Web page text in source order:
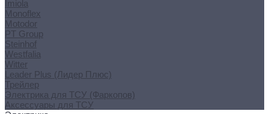
Imiola
Monoflex
Motodor
PT Group
Steinhof
Westfalia
Witter
Leader Plus (Лидер Плюс)
Трейлер
Электрика для ТСУ (Фаркопов)
Аксессуары для ТСУ